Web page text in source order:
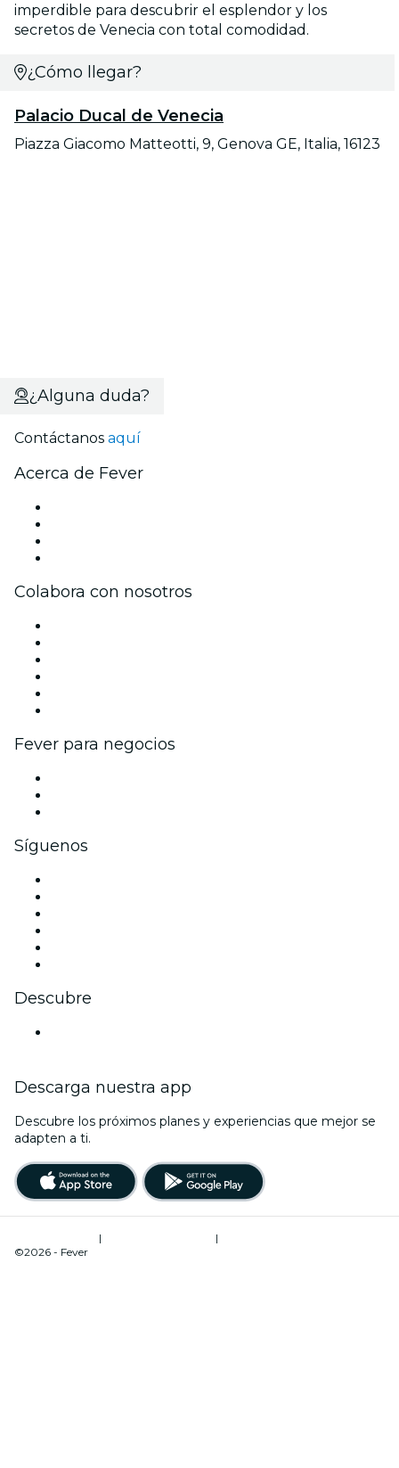
imperdible para descubrir el esplendor y los
secretos de Venecia con total comodidad.
¿Cómo llegar?
Palacio Ducal de Venecia
Piazza Giacomo Matteotti, 9, Genova GE, Italia, 16123
¿Alguna duda?
Contáctanos aquí
Acerca de Fever
Colabora con nosotros
Fever para negocios
Síguenos
Descubre
Descarga nuestra app
Descubre los próximos planes y experiencias que mejor se
adapten a ti.
| |
©2026 - Fever